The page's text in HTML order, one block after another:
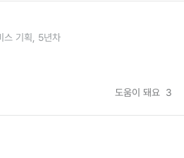
스 기획, 5년차
도움이 돼요 3